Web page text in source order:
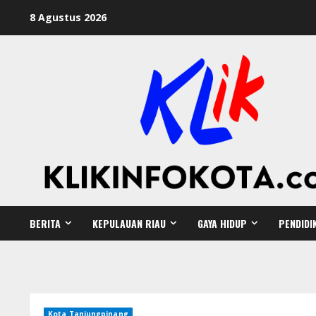
8 Agustus 2026
BERITA KEPULAUAN RIAU GAYA HIDUP
Kota Tanjungpinang